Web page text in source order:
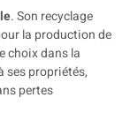
. Son recyclage
la production de
choix dans la
ses propriétés,
pertes